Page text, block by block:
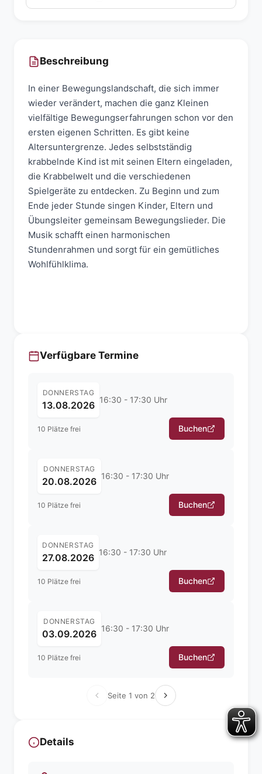
Beschreibung
In einer Bewegungslandschaft, die sich immer
wieder verändert, machen die ganz Kleinen
vielfältige Bewegungserfahrungen schon vor den
ersten eigenen Schritten. Es gibt keine
Altersuntergrenze. Jedes selbstständig
krabbelnde Kind ist mit seinen Eltern eingeladen,
die Krabbelwelt und die verschiedenen
Spielgeräte zu entdecken. Zu Beginn und zum
Ende jeder Stunde singen Kinder, Eltern und
Übungsleiter gemeinsam Bewegungslieder. Die
Musik schafft einen harmonischen
Stundenrahmen und sorgt für ein gemütliches
Wohlfühlklima.
Verfügbare Termine
DONNERSTAG
13.08.2026 16:30 - 17:30 Uhr
10 Plätze frei Buchen
DONNERSTAG
20.08.2026 16:30 - 17:30 Uhr
10 Plätze frei Buchen
DONNERSTAG
27.08.2026 16:30 - 17:30 Uhr
10 Plätze frei Buchen
DONNERSTAG
03.09.2026 16:30 - 17:30 Uhr
10 Plätze frei Buchen
Seite 1 von 2
Details